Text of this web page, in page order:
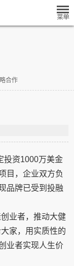
合作
投资1000万美金
目，企业双方负
品牌已受到投融
业者，推动大健
家，用实质性的
业者实现人生价